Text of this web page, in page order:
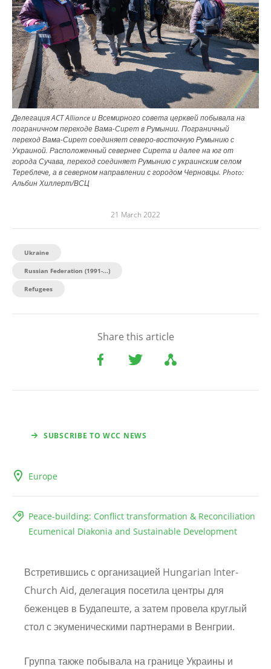
Делегация ACT Alliance и Всемирного совета церквей побывала на
пограничном переходе Вама-Сирет в Румынии. Пограничный
переход Вама-Сирет соединяет северо-восточную Румынию с
Украиной. Расположенный севернее Сирета и далее на юг от
города Сучава, переход соединяет Румынию с украинским селом
Тереблече, а в северном направлении с городом Черновцы. Photo:
Альбин Хиллерт/ВСЦ
21 March 2022
Ukraine
Russian Federation (1991-...)
Refugees
Share this article
SUBSCRIBE TO WCC NEWS
Europe
Peace-building: Conflict transformation & Reconciliation
Ecumenical Diakonia and Sustainable Development
Встретившись с организацией Hungarian Inter-
Church Aid, делегация посетила центры для
беженцев в Будапеште, а затем провела круглый
стол с экуменическими партнерами в Венгрии.
Группа также побывала на границе Украины и